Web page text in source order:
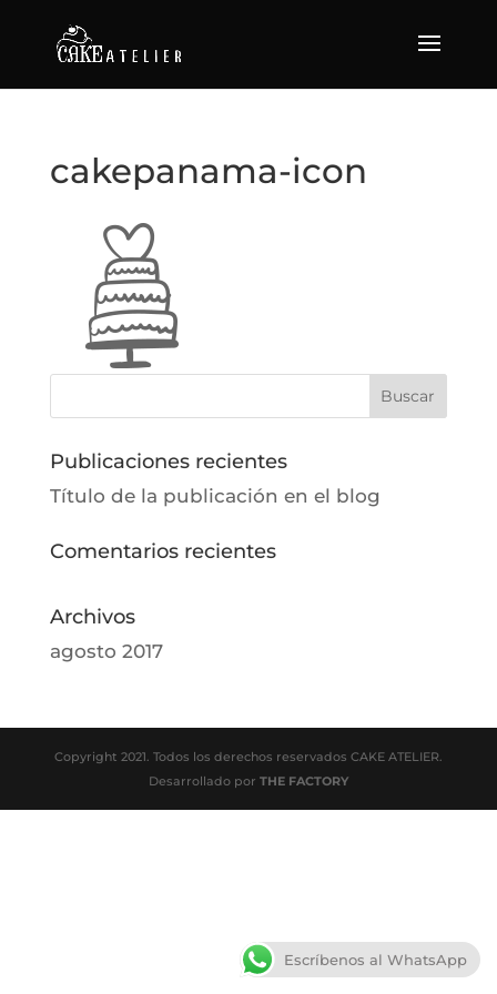
cakepanama-icon
Publicaciones recientes
Título de la publicación en el blog
Comentarios recientes
Archivos
agosto 2017
Copyright 2021. Todos los derechos reservados CAKE ATELIER.
Desarrollado por THE FACTORY
Escríbenos al WhatsApp